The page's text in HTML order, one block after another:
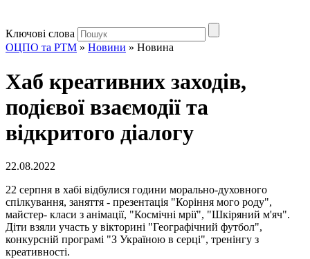
Ключові слова
ОЦПО та РТМ » Новини » Новина
Хаб креативних заходів,
подієвої взаємодії та
відкритого діалогу
22.08.2022
22 серпня в хабі відбулися години морально-духовного
спілкування, заняття - презентація "Коріння мого роду",
майстер- класи з анімації, "Космічні мрії", "Шкіряний м'яч".
Діти взяли участь у вікторині "Географічний футбол",
конкурсній програмі "З Україною в серці", тренінгу з
креативності.